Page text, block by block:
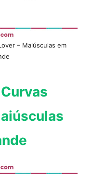
– Maiúsculas em